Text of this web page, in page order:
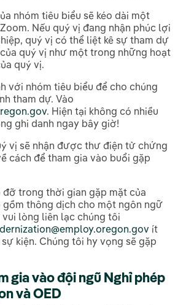
nhóm tiêu biểu sẽ kéo dài một
Nếu quý vị đang nhận phúc lợi
quý vị có thể liệt kê sự tham dự
quý vị như một trong những hoạt
quý vị.
với nhóm tiêu biểu để cho chúng
tham dự. Vào
. Hiện tại không có nhiều
ghi danh ngay bây giờ!
vị sẽ nhận được thư điện tử chứng
cách để tham gia vào buổi gặp
đỡ trong thời gian gặp mặt của
gồm thông dịch cho một ngôn ngữ
vui lòng liên lạc chúng tôi
ít
kiện. Chúng tôi hy vọng sẽ gặp
gia vào đội ngũ Nghỉ phép
và OED